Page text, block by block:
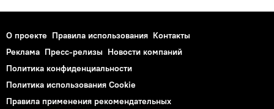
О проекте Правила использования Контакты
Реклама Пресс-релизы Новости компаний
Политика конфиденциальности
Политика использования Cookie
Правила применения рекомендательных